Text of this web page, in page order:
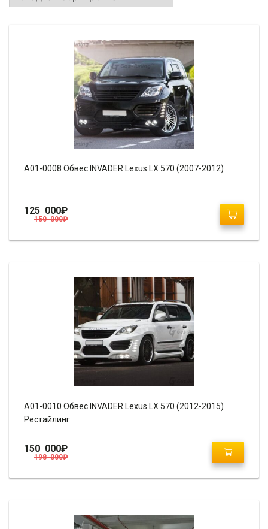
A01-0008 Обвес INVADER Lexus LX 570 (2007-2012)
150 000₽
125 000₽
A01-0010 Обвес INVADER Lexus LX 570 (2012-2015)
Рестайлинг
198 000₽
150 000₽